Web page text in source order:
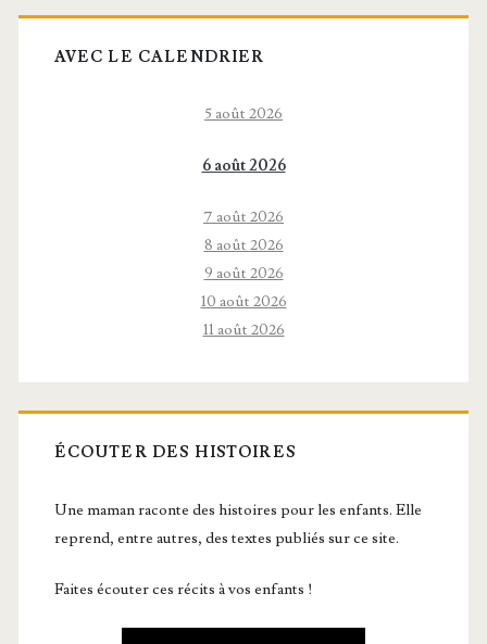
AVEC LE CALENDRIER
5 août 2026
6 août 2026
7 août 2026
8 août 2026
9 août 2026
10 août 2026
11 août 2026
ÉCOUTER DES HISTOIRES
Une maman raconte des histoires pour les enfants. Elle
reprend, entre autres, des textes publiés sur ce site.
Faites écouter ces récits à vos enfants !